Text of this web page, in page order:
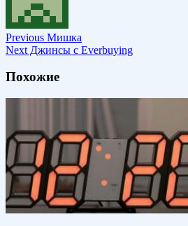
Previous Мишка
Next Джинсы с Everbuying
Похожие